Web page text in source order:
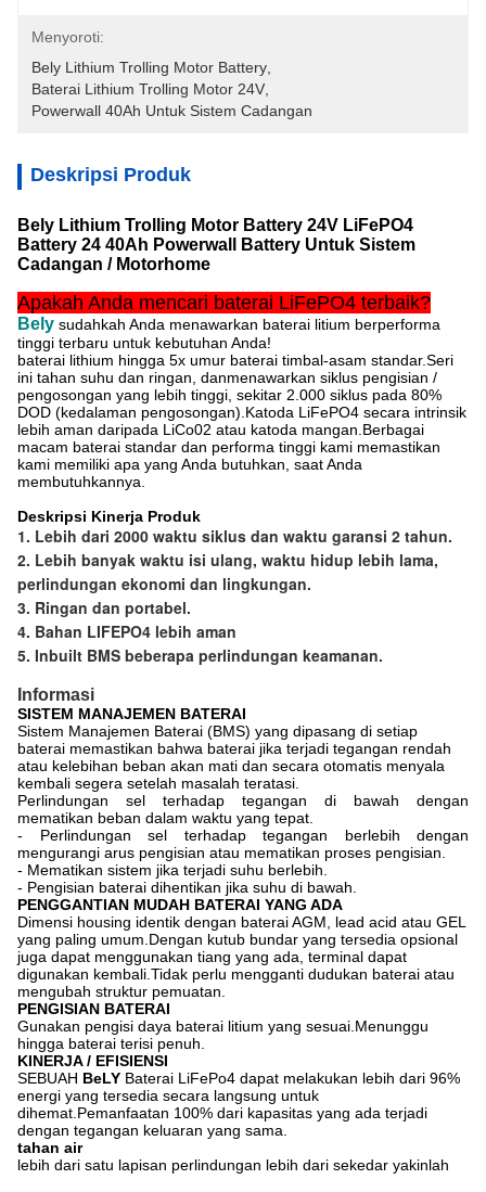
Menyoroti:
Bely Lithium Trolling Motor Battery
Baterai Lithium Trolling Motor 24V
Powerwall 40Ah Untuk Sistem Cadangan
Deskripsi Produk
Bely Lithium Trolling Motor Battery 24V LiFePO4
Battery 24 40Ah Powerwall Battery Untuk Sistem
Cadangan / Motorhome
Apakah Anda mencari baterai LiFePO4 terbaik?
Bely sudahkah Anda menawarkan baterai litium berperforma
tinggi terbaru untuk kebutuhan Anda!
baterai lithium hingga 5x umur baterai timbal-asam standar.Seri
ini tahan suhu dan ringan, danmenawarkan siklus pengisian /
pengosongan yang lebih tinggi, sekitar 2.000 siklus pada 80%
DOD (kedalaman pengosongan).Katoda LiFePO4 secara intrinsik
lebih aman daripada LiCo02 atau katoda mangan.Berbagai
macam baterai standar dan performa tinggi kami memastikan
kami memiliki apa yang Anda butuhkan, saat Anda
membutuhkannya.
Deskripsi Kinerja Produk
1. Lebih dari 2000 waktu siklus dan waktu garansi 2 tahun.
2. Lebih banyak waktu isi ulang, waktu hidup lebih lama,
perlindungan ekonomi dan lingkungan.
3. Ringan dan portabel.
4. Bahan LIFEPO4 lebih aman
5. Inbuilt BMS beberapa perlindungan keamanan.
Informasi
SISTEM MANAJEMEN BATERAI
Sistem Manajemen Baterai (BMS) yang dipasang di setiap
baterai memastikan bahwa baterai jika terjadi tegangan rendah
atau kelebihan beban akan mati dan secara otomatis menyala
kembali segera setelah masalah teratasi.
Perlindungan sel terhadap tegangan di bawah dengan
mematikan beban dalam waktu yang tepat.
- Perlindungan sel terhadap tegangan berlebih dengan
mengurangi arus pengisian atau mematikan proses pengisian.
- Mematikan sistem jika terjadi suhu berlebih.
- Pengisian baterai dihentikan jika suhu di bawah.
PENGGANTIAN MUDAH BATERAI YANG ADA
Dimensi housing identik dengan baterai AGM, lead acid atau GEL
yang paling umum.Dengan kutub bundar yang tersedia opsional
juga dapat menggunakan tiang yang ada, terminal dapat
digunakan kembali.Tidak perlu mengganti dudukan baterai atau
mengubah struktur pemuatan.
PENGISIAN BATERAI
Gunakan pengisi daya baterai litium yang sesuai.Menunggu
hingga baterai terisi penuh.
KINERJA / EFISIENSI
SEBUAH BeLY Baterai LiFePo4 dapat melakukan lebih dari 96%
energi yang tersedia secara langsung untuk
dihemat.Pemanfaatan 100% dari kapasitas yang ada terjadi
dengan tegangan keluaran yang sama.
tahan air
lebih dari satu lapisan perlindungan lebih dari sekedar yakinlah